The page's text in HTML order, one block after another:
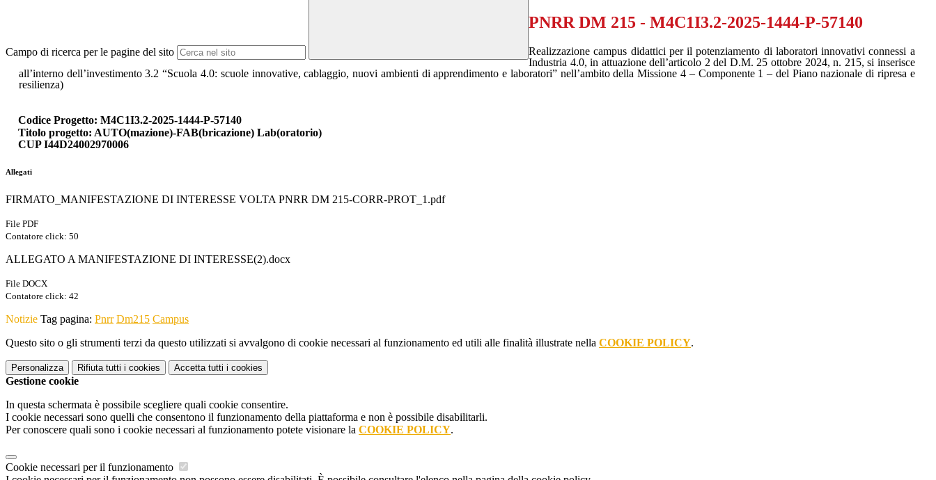
Campo di ricerca per le pagine del sito
PNRR DM 215 - M4C1I3.2-2025-1444-P-57140
Realizzazione campus didattici per il potenziamento di laboratori innovativi connessi a
Industria 4.0, in attuazione dell’articolo 2 del D.M. 25 ottobre 2024, n. 215, si inserisce
all’interno dell’investimento 3.2 “Scuola 4.0: scuole innovative, cablaggio, nuovi ambienti di apprendimento e laboratori” nell’ambito della Missione 4 – Componente 1 – del Piano nazionale di ripresa e
resilienza)
Codice Progetto: M4C1I3.2-2025-1444-P-57140
Titolo progetto: AUTO(mazione)-FAB(bricazione) Lab(oratorio)
CUP I44D24002970006
Allegati
FIRMATO_MANIFESTAZIONE DI INTERESSE VOLTA PNRR DM 215-CORR-PROT_1.pdf
File PDF
Contatore click: 50
ALLEGATO A MANIFESTAZIONE DI INTERESSE(2).docx
File DOCX
Contatore click: 42
Notizie Tag pagina: Pnrr Dm215 Campus
Questo sito o gli strumenti terzi da questo utilizzati si avvalgono di cookie necessari al funzionamento ed utili alle finalità illustrate nella COOKIE POLICY.
Personalizza Rifiuta tutti i cookies Accetta tutti i cookies
Gestione cookie
In questa schermata è possibile scegliere quali cookie consentire.
I cookie necessari sono quelli che consentono il funzionamento della piattaforma e non è possibile disabilitarli.
Per conoscere quali sono i cookie necessari al funzionamento potete visionare la COOKIE POLICY.
Cookie necessari per il funzionamento